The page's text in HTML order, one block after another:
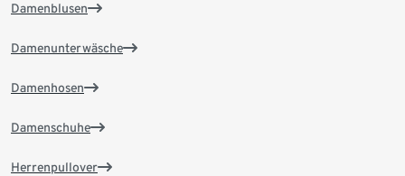
Damenblusen
Damenunterwäsche
Damenhosen
Damenschuhe
Herrenpullover